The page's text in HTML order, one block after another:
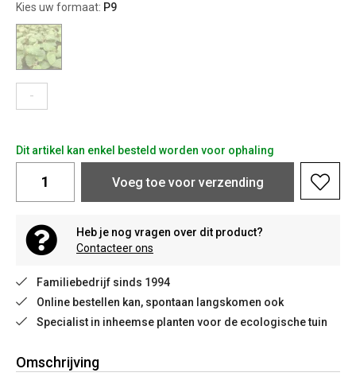
Kies uw formaat: P9
-
Dit artikel kan enkel besteld worden voor ophaling
Voeg toe voor verzending
Heb je nog vragen over dit product?
Contacteer ons
Familiebedrijf sinds 1994
Online bestellen kan, spontaan langskomen ook
Specialist in inheemse planten voor de ecologische tuin
Omschrijving